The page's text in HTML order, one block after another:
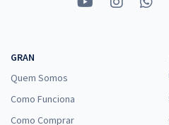
GRAN
Quem Somos
Como Funciona
Como Comprar